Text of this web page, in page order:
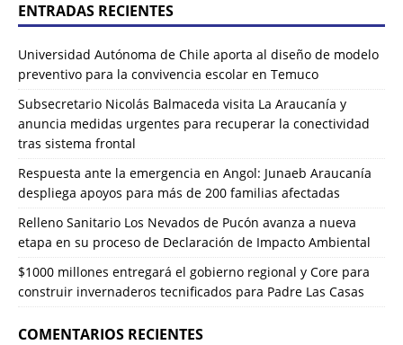
ENTRADAS RECIENTES
Universidad Autónoma de Chile aporta al diseño de modelo
preventivo para la convivencia escolar en Temuco
Subsecretario Nicolás Balmaceda visita La Araucanía y
anuncia medidas urgentes para recuperar la conectividad
tras sistema frontal
Respuesta ante la emergencia en Angol: Junaeb Araucanía
despliega apoyos para más de 200 familias afectadas
Relleno Sanitario Los Nevados de Pucón avanza a nueva
etapa en su proceso de Declaración de Impacto Ambiental
$1000 millones entregará el gobierno regional y Core para
construir invernaderos tecnificados para Padre Las Casas
COMENTARIOS RECIENTES